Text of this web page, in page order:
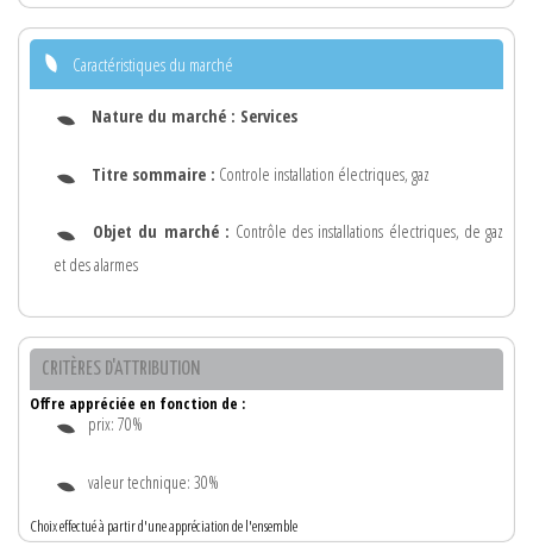
Caractéristiques du marché
Nature du marché : Services
Titre sommaire : Controle installation électriques, gaz
Objet du marché : Contrôle des installations électriques, de gaz
et des alarmes
CRITÈRES D'ATTRIBUTION
Offre appréciée en fonction de :
prix: 70%
valeur technique: 30%
Choix effectué à partir d'une appréciation de l'ensemble